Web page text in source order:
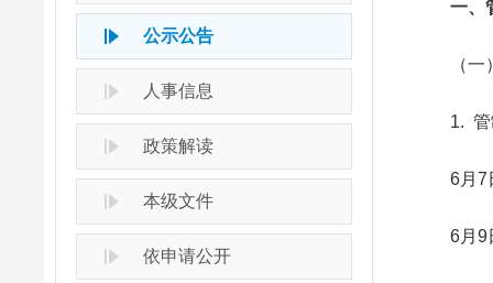
公示公告
人事信息
政策解读
本级文件
依申请公开
一、
（一）
1. 管
6月7日
6月9日